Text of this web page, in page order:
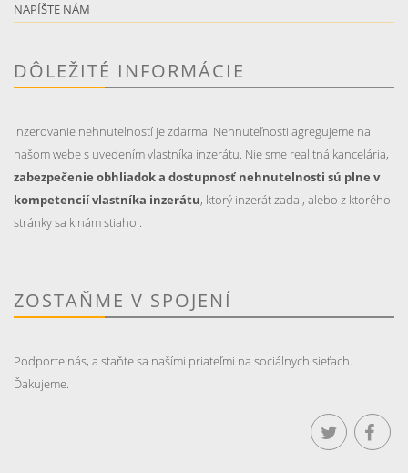
NAPÍŠTE NÁM
DÔLEŽITÉ INFORMÁCIE
Inzerovanie nehnutelností je zdarma. Nehnuteľnosti agregujeme na
našom webe s uvedením vlastníka inzerátu. Nie sme realitná kancelária,
zabezpečenie obhliadok a dostupnosť nehnutelnosti sú plne v
kompetencií vlastníka inzerátu, ktorý inzerát zadal, alebo z ktorého
stránky sa k nám stiahol.
ZOSTAŇME V SPOJENÍ
Podporte nás, a staňte sa našími priateľmi na sociálnych sieťach.
Ďakujeme.